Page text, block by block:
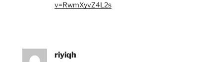
v=RwmXyvZ4L2s
riyiqh